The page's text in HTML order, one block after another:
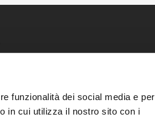
funzionalità dei social media e per
in cui utilizza il nostro sito con i